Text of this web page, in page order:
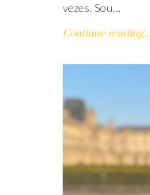
vezes. Sou…
Continue reading...